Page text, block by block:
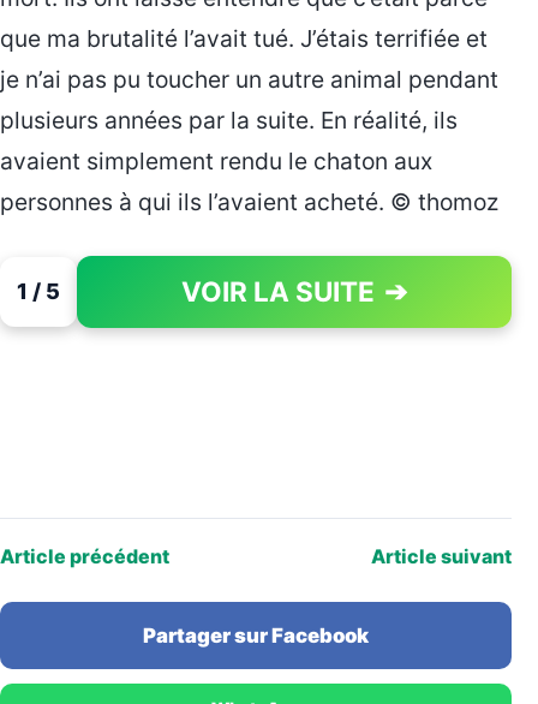
que ma brutalité l’avait tué. J’étais terrifiée et
je n’ai pas pu toucher un autre animal pendant
plusieurs années par la suite. En réalité, ils
avaient simplement rendu le chaton aux
personnes à qui ils l’avaient acheté. © thomoz
1 / 5 VOIR LA SUITE ➔
PAGE 1 OF 5
Article précédent Article suivant
Partager sur Facebook